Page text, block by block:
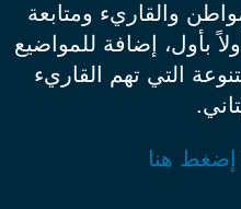
والقاريء ومتابعة
بأول، إضافة للمواضيع
التي تهم القاريء
إضغط هنا